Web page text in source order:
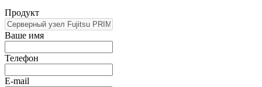
Продукт
Ваше имя
Телефон
E-mail